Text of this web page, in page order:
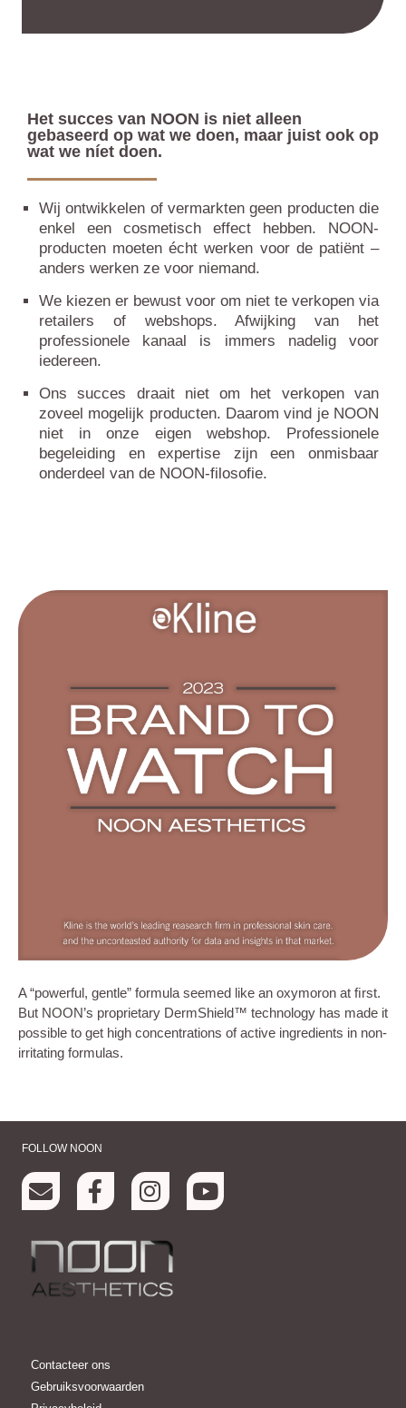
Het succes van NOON is niet alleen
gebaseerd op wat we doen, maar juist ook op
wat we níet doen.
Wij ontwikkelen of vermarkten geen producten die
enkel een cosmetisch effect hebben. NOON-
producten moeten écht werken voor de patiënt –
anders werken ze voor niemand.
We kiezen er bewust voor om niet te verkopen via
retailers of webshops. Afwijking van het
professionele kanaal is immers nadelig voor
iedereen.
Ons succes draait niet om het verkopen van
zoveel mogelijk producten. Daarom vind je NOON
niet in onze eigen webshop. Professionele
begeleiding en expertise zijn een onmisbaar
onderdeel van de NOON-filosofie.
A “powerful, gentle” formula seemed like an oxymoron at ﬁrst.
But NOON’s proprietary DermShield™ technology has made it
possible to get high concentrations of active ingredients in non-
irritating formulas.
FOLLOW NOON
Contacteer ons
Gebruiksvoorwaarden